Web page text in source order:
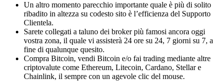
Un altro momento parecchio importante quale è più di solito
ribadito in altezza su codesto sito è l’efficienza del Supporto
Clientela.
Sarete collegati a taluno dei broker più famosi ancora oggi
vostra zona, il quale vi assisterà 24 ore su 24, 7 giorni su 7, a
fine di qualunque quesito.
Compra Bitcoin, vendi Bitcoin e/o fai trading mediante altre
criptovalute come Ethereum, Litecoin, Cardano, Stellar e
Chainlink, il sempre con un agevole clic del mouse.